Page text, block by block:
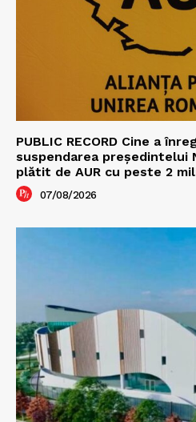
PUBLIC RECORD Cine a
suspendarea președintelui
plătit de AUR cu peste 2
07/08/2026